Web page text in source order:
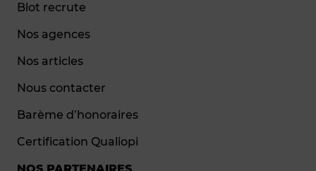
Blot recrute
Nos agences
Nos articles
Nous contacter
Barème d’honoraires
Certification Qualiopi